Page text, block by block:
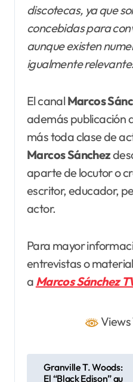
discotecas, ya que
concebidas para
aunque existen
igualmente
El canal Marcos
además publicación
más toda clase de
Marcos Sánchez
aparte de locutor o
escritor, educador,
actor.
Para mayor
entrevistas o
a Marcos Sánchez
Views
Granville T. Woods:
El “Black Edison” qu